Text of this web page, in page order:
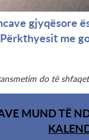
gjyqësore
me
do të
MUND TË